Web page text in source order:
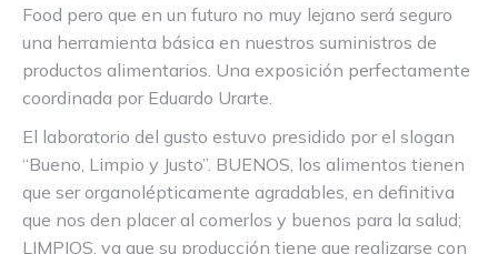
Food pero que en un futuro no muy lejano será seguro
una herramienta básica en nuestros suministros de
productos alimentarios. Una exposición perfectamente
coordinada por Eduardo Urarte.
El laboratorio del gusto estuvo presidido por el slogan
“Bueno, Limpio y Justo”. BUENOS, los alimentos tienen
que ser organolépticamente agradables, en definitiva
que nos den placer al comerlos y buenos para la salud;
LIMPIOS, ya que su producción tiene que realizarse con